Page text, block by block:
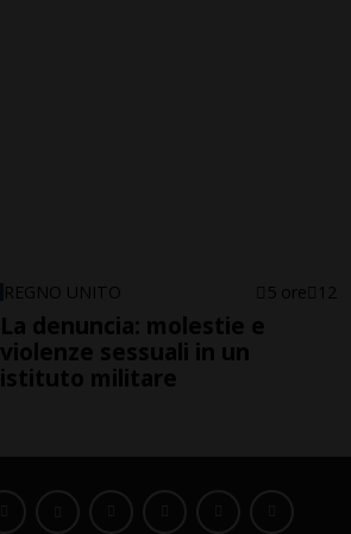
REGNO UNITO 5 ore 12
La denuncia: molestie e
violenze sessuali in un
istituto militare